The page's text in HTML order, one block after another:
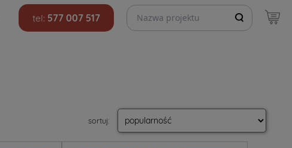
tel: 577 007 517
Szukaj projektów
sortuj: